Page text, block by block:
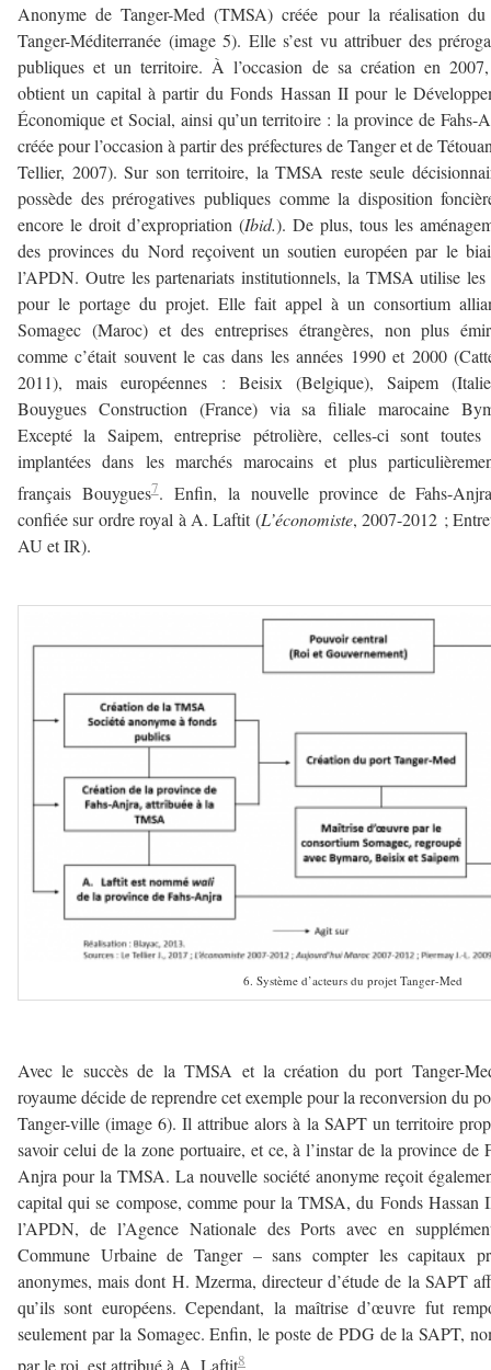
Anonyme de Tanger-Med (TMSA) créée pour la réalisation
Tanger-Méditerranée (image 5). Elle s’est vu attribuer des
publiques et un territoire. À l’occasion de sa création en
obtient un capital à partir du Fonds Hassan II pour le
Économique et Social, ainsi qu’un territoire : la province de Fahs-
créée pour l’occasion à partir des préfectures de Tanger et de
Tellier, 2007). Sur son territoire, la TMSA reste seule
possède des prérogatives publiques comme la disposition
encore le droit d’expropriation (Ibid.). De plus, tous les
des provinces du Nord reçoivent un soutien européen par le
l’APDN. Outre les partenariats institutionnels, la TMSA utilise les
pour le portage du projet. Elle fait appel à un consortium
Somagec (Maroc) et des entreprises étrangères, non plus
comme c’était souvent le cas dans les années 1990 et 2000
2011), mais européennes : Beisix (Belgique), Saipem
Bouygues Construction (France) via sa filiale marocaine
Excepté la Saipem, entreprise pétrolière, celles-ci sont toutes
implantées dans les marchés marocains et plus
français Bouygues7. Enfin, la nouvelle province de Fahs-
confiée sur ordre royal à A. Laftit (L’économiste, 2007-2012 ;
AU et IR).
6. Système d’acteurs du projet Tanger-Med
Avec le succès de la TMSA et la création du port Tanger-
royaume décide de reprendre cet exemple pour la reconversion du
Tanger-ville (image 6). Il attribue alors à la SAPT un territoire
savoir celui de la zone portuaire, et ce, à l’instar de la province de
Anjra pour la TMSA. La nouvelle société anonyme reçoit
capital qui se compose, comme pour la TMSA, du Fonds Hassan
l’APDN, de l’Agence Nationale des Ports avec en
Commune Urbaine de Tanger – sans compter les capitaux
anonymes, mais dont H. Mzerma, directeur d’étude de la SAPT
qu’ils sont européens. Cependant, la maîtrise d’œuvre fut
seulement par la Somagec. Enfin, le poste de PDG de la SAPT,
8